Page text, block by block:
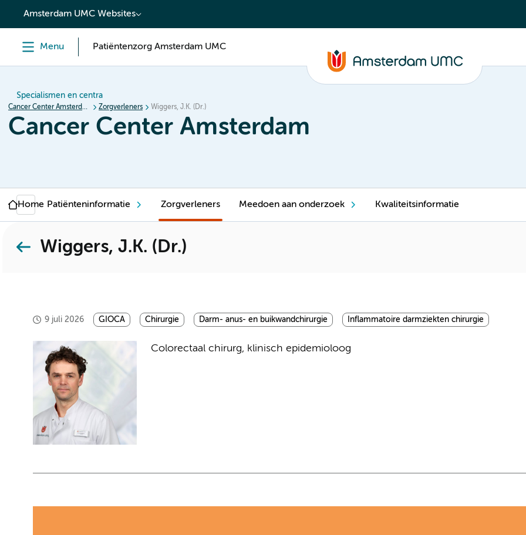
content
Amsterdam UMC Websites
Menu Patiëntenzorg Amsterdam UMC
Specialismen en centra
Cancer Center Amsterdam Zorgverleners Wiggers, J.K. (Dr.)
Cancer Center Amsterdam
Home Patiënteninformatie Zorgverleners Meedoen aan onderzoek Kwaliteitsinformatie
Wiggers, J.K. (Dr.)
9 juli 2026 GIOCA Chirurgie Darm- anus- en buikwandchirurgie Inflammatoire darmziekten chirurgie
Colorectaal chirurg, klinisch epidemioloog